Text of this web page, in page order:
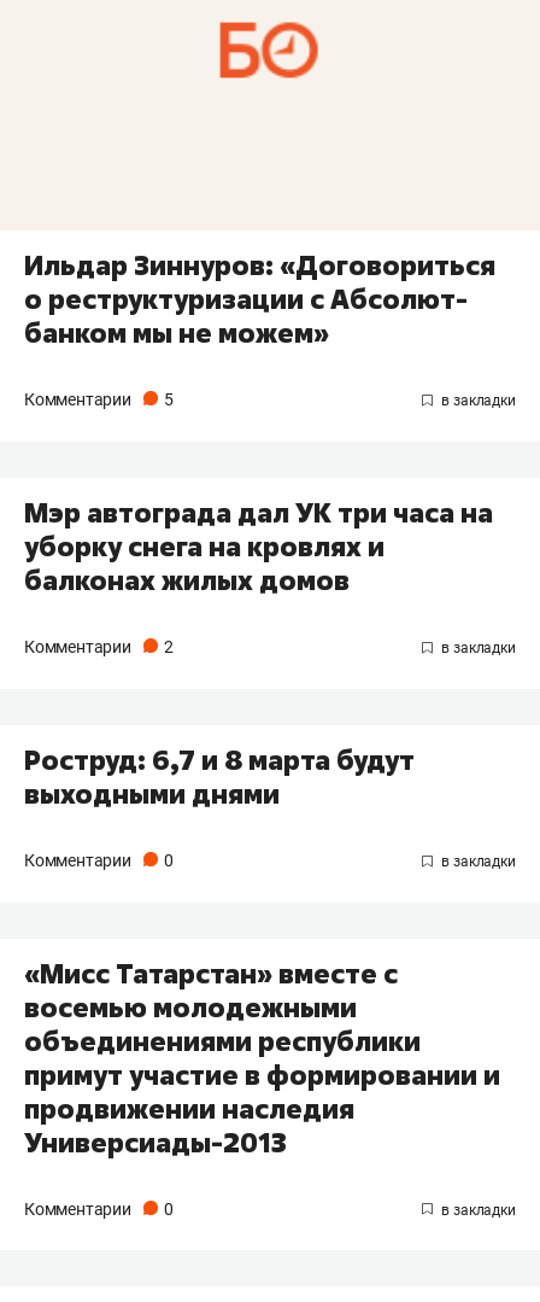
Ильдар Зиннуров: «Договориться
о реструктуризации с Абсолют-
банком мы не можем»
Комментарии 5
Мэр автограда дал УК три часа на
уборку снега на кровлях и
балконах жилых домов
Комментарии 2
Роструд: 6,7 и 8 марта будут
выходными днями
Комментарии 0
«Мисс Татарстан» вместе с
восемью молодежными
объединениями республики
примут участие в формировании и
продвижении наследия
Универсиады-2013
Комментарии 0